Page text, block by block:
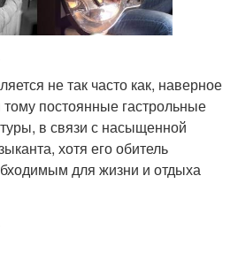
не так часто как, наверное
постоянные гастрольные
в связи с насыщенной
хотя его обитель
для жизни и отдыха